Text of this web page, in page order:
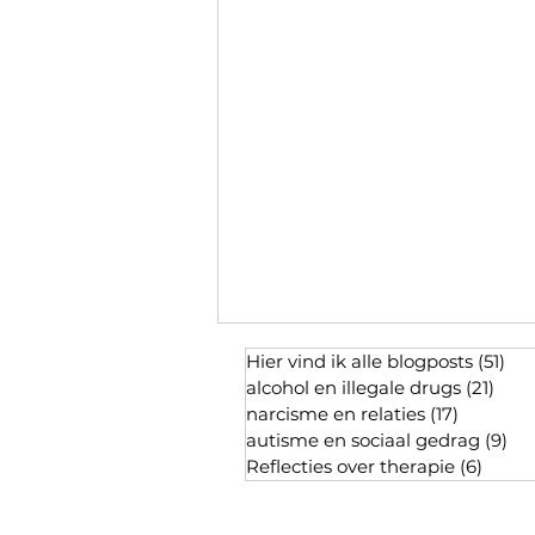
Hier vind ik alle blogposts (51)
alcohol en illegale drugs (21)
narcisme en relaties (17)
autisme en sociaal gedrag (9)
Reflecties over therapie (6)